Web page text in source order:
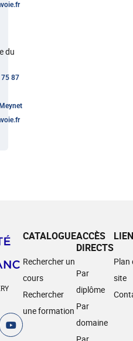
du
87
CATALOGUE
Rechercher un
cours
Rechercher
une formation
ACCÈS
DIRECTS
Par
diplôme
Par
domaine
Plan
site